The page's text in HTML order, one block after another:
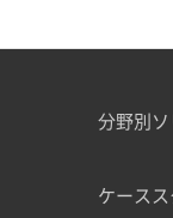
分野別
ケースス